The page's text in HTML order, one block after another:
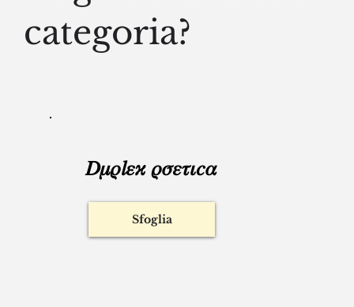
sfogliare una sola
categoria?
𝐷𝜇𝜌𝑙𝜀𝜘 𝜌𝜎𝜀𝜏𝜄𝑐𝛼